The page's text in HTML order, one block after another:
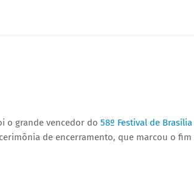
o grande vencedor do 58º Festival de
de encerramento, que marcou o